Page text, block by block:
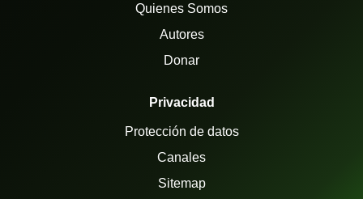
Quienes Somos
Autores
Donar
Privacidad
Protección de datos
Canales
Sitemap